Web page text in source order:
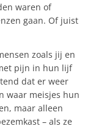
waren of
gaan. Of juist
zoals jij en
pijn in hun lijf
dat er weer
waar meisjes hun
maar alleen
– als ze